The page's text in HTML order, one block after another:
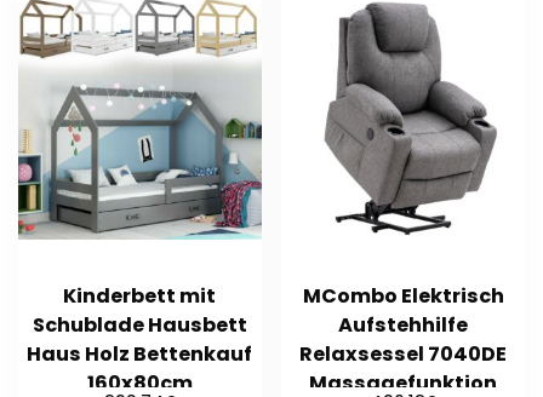
Kinderbett mit
Schublade Hausbett
Haus Holz Bettenkauf
160x80cm
MCombo Elektrisch
Aufstehhilfe
Relaxsessel 7040DE
Massagefunktion